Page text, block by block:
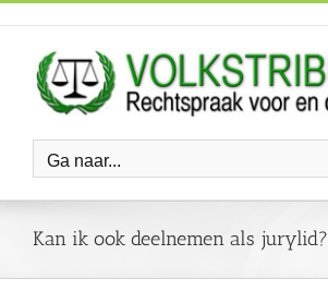
Ga
naar
Ga naar...
Kan ik ook deelnemen als jurylid?